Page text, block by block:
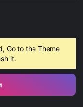
Go to the Theme
it.